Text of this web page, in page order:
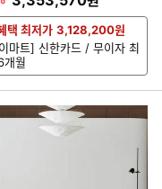
택 최저가 3,128,200원
마트] 신한카드 / 무이자 최
개월